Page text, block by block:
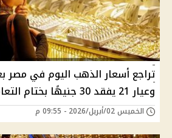
تراجع أسعار الذهب اليوم في مصر
وعيار 21 يفقد 30 جنيهًا بختام التعاملات
الخميس 02/أبريل/2026 - 09:55 م